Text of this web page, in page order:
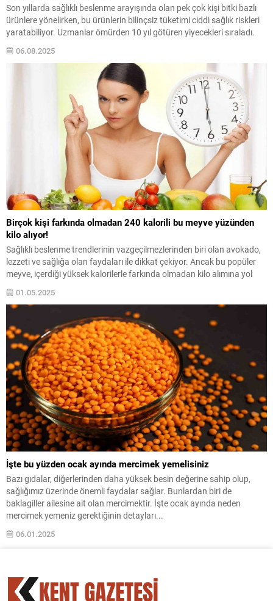
Son yıllarda sağlıklı beslenme arayışında olan pek çok kişi bitki bazlı
ürünlere yönelirken, bu ürünlerin bilinçsiz tüketimi ciddi sağlık riskleri
yaratabiliyor. Uzmanlar ömürden 10 yıl götüren yiyecekleri sıraladı.
06.08.2025
Birçok kişi farkında olmadan 240 kalorili bu meyve yüzünden
kilo alıyor!
Sağlıklı beslenme trendlerinin vazgeçilmezlerinden biri olan avokado,
lezzeti ve sağlığa olan faydaları ile dikkat çekiyor. Ancak bu popüler
meyve, içerdiği yüksek kalorilerle farkında olmadan kilo alımına yol
açabilir. İşte avokado dışında farkında olmadan kilo aldıran besinler...
01.05.2025
İşte bu yüzden ocak ayında mercimek yemelisiniz
Bazı gıdalar, diğerlerinden daha yüksek besin değerine sahip olup,
sağlığımız üzerinde önemli faydalar sağlar. Bunlardan biri de
baklagiller ailesine ait olan mercimektir. İşte ocak ayında neden
mercimek yemeniz gerektiğinin detayları...
06.01.2025